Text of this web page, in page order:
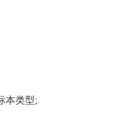
本类型;